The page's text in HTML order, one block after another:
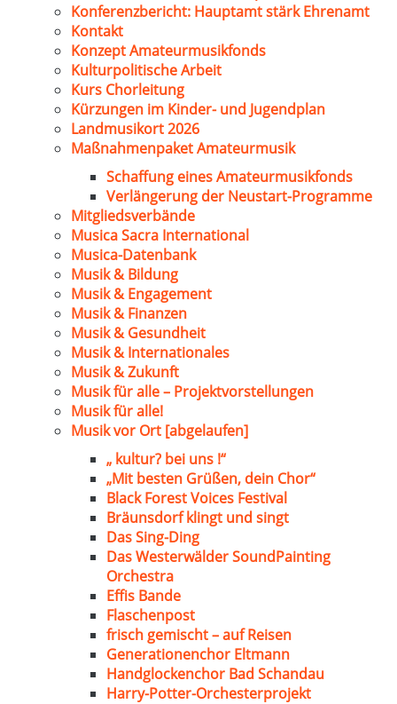
Konferenzbericht: Hauptamt stärk Ehrenamt
Kontakt
Konzept Amateurmusikfonds
Kulturpolitische Arbeit
Kurs Chorleitung
Kürzungen im Kinder- und Jugendplan
Landmusikort 2026
Maßnahmenpaket Amateurmusik
Schaffung eines Amateurmusikfonds
Verlängerung der Neustart-Programme
Mitgliedsverbände
Musica Sacra International
Musica-Datenbank
Musik & Bildung
Musik & Engagement
Musik & Finanzen
Musik & Gesundheit
Musik & Internationales
Musik & Zukunft
Musik für alle – Projektvorstellungen
Musik für alle!
Musik vor Ort [abgelaufen]
„ kultur? bei uns !“
„Mit besten Grüßen, dein Chor“
Black Forest Voices Festival
Bräunsdorf klingt und singt
Das Sing-Ding
Das Westerwälder SoundPainting
Orchestra
Effis Bande
Flaschenpost
frisch gemischt – auf Reisen
Generationenchor Eltmann
Handglockenchor Bad Schandau
Harry-Potter-Orchesterprojekt